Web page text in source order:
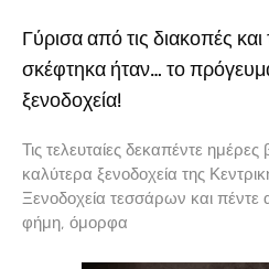
Γύρισα από τις διακοπές
σκέφτηκα ήταν… το
ξενοδοχεία!
Τις τελευταίες δεκαπέντε
καλύτερα ξενοδοχεία της
Ξενοδοχεία τεσσάρων και πέντε
φήμη, όμορφα